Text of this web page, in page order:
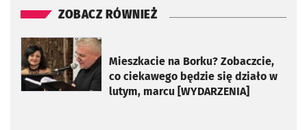
ZOBACZ RÓWNIEŻ
Mieszkacie na Borku? Zobaczcie,
co ciekawego będzie się działo w
lutym, marcu [WYDARZENIA]
otworzy się w nowej karcie